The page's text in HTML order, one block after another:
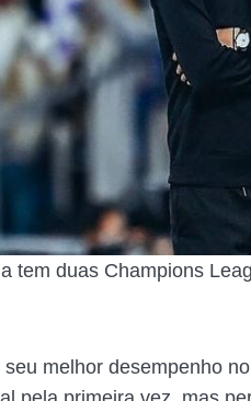
tem duas Champions
melhor desempenho